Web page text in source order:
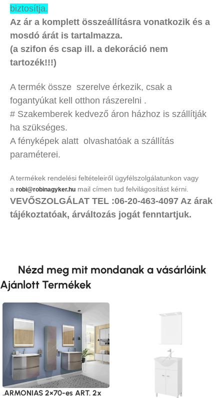
biztosítja.
Az ár a komplett összeállításra vonatkozik és a
mosdó árát is tartalmazza.
(a szifon és csap ill. a dekoráció nem
tartozék!!!)
A termék össze szerelve érkezik, csak a
fogantyúkat kell otthon rászerelni .
# Szakemberek kedvező áron házhoz is szállítják
ha szükséges.
A fényképek alatt olvashatóak a szállítás
paraméterei.
A termékek rendelési feltételeiről ügyfélszolgálatunkon vagy
a robi@robinagyker.hu mail címen tud felvilágosítást kérni.
VEVŐSZOLGÁLAT TEL :06-20-463-4097 Az árak
tájékoztatóak, árváltozás jogát fenntartjuk.
Nézd meg mit mondanak a vásárlóink
Ajánlott Termékek
.ARMONIAS 2×70-es ART. 2x